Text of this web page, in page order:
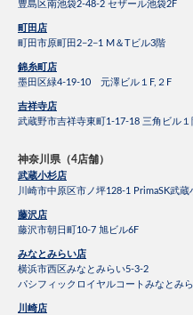
豊島区南池袋2-48-2 セザール池袋2F
町田店
町田市原町田2−2−1 M＆Tビル3階
錦糸町店
墨田区緑4-19-10 元澤ビル１F,２F
吉祥寺店
武蔵野市吉祥寺東町1-17-18 三角ビル１
神奈川県（4店舗）
武蔵小杉店
川崎市中原区市ノ坪128-1 PrimaSK武蔵
藤沢店
藤沢市朝日町10-7 旭ビル6F
みなとみらい店
横浜市西区みなとみらい5-3-2
パシフィックロイヤルコートみなとみ
川崎店